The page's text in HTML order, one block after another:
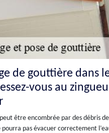
de gouttière dans
vous au
être encombrée par des débris
pourra pas évacuer correctement